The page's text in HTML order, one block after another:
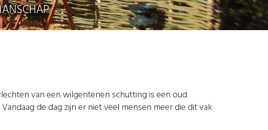
van een wilgentenen schutting is een oud
de dag zijn er niet veel mensen meer die dit vak